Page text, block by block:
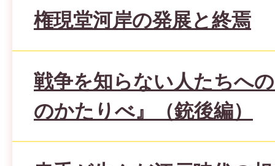
権現堂河岸の発展と終焉
戦争を知らない人たちへ
のかたりべ』（銃後編）